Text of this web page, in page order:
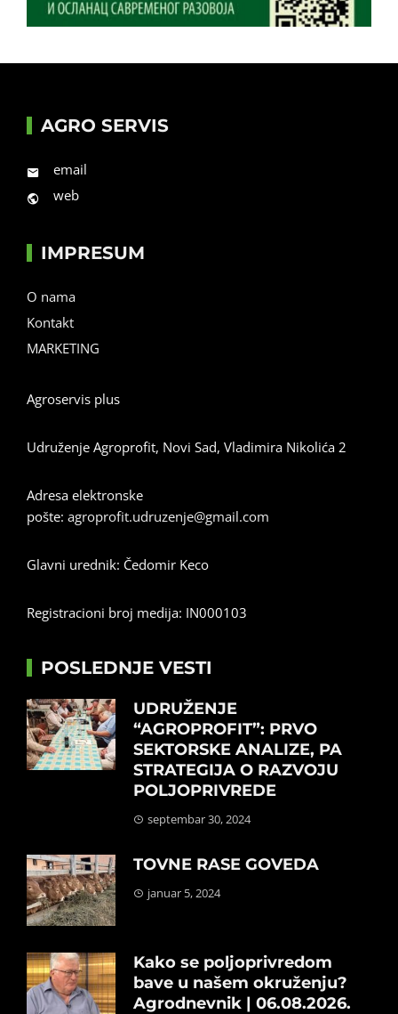
AGRO SERVIS
email
web
IMPRESUM
O nama
Kontakt
MARKETING
Agroservis plus
Udruženje Agroprofit, Novi Sad, Vladimira Nikolića 2
Adresa elektronske
pošte: agroprofit.udruzenje@gmail.com
Glavni urednik: Čedomir Keco
Registracioni broj medija: IN000103
POSLEDNJE VESTI
UDRUŽENJE
“AGROPROFIT”: PRVO
SEKTORSKE ANALIZE, PA
STRATEGIJA O RAZVOJU
POLJOPRIVREDE
septembar 30, 2024
TOVNE RASE GOVEDA
januar 5, 2024
Kako se poljoprivredom
bave u našem okruženju?
Agrodnevnik | 06.08.2026.